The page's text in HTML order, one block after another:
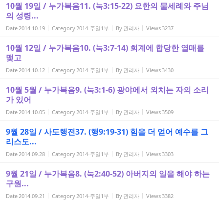
10월 19일 / 누가복음11. (눅3:15-22) 요한의 물세례와 주님
의 성령...
Date2014.10.19 Category2014-주일1부 By 관리자 Views3237
10월 12일 / 누가복음10. (눅3:7-14) 회계에 합당한 열매를
맺고
Date2014.10.12 Category2014-주일1부 By 관리자 Views3430
10월 5월 / 누가복음9. (눅3:1-6) 광야에서 외치는 자의 소리
가 있어
Date2014.10.05 Category2014-주일1부 By 관리자 Views3509
9월 28일 / 사도행전37. (행9:19-31) 힘을 더 얻어 예수를 그
리스도...
Date2014.09.28 Category2014-주일1부 By 관리자 Views3303
9월 21일 / 누가복음8. (눅2:40-52) 아버지의 일을 해야 하는
구원...
Date2014.09.21 Category2014-주일1부 By 관리자 Views3382